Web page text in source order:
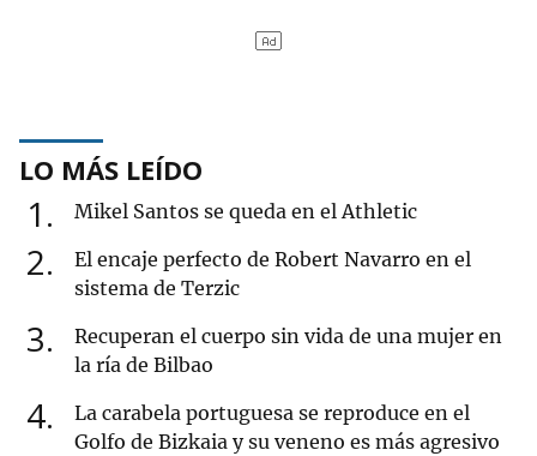
LO MÁS LEÍDO
1 Mikel Santos se queda en el Athletic
2
El encaje perfecto de Robert Navarro en el
sistema de Terzic
3
Recuperan el cuerpo sin vida de una mujer en
la ría de Bilbao
4
La carabela portuguesa se reproduce en el
Golfo de Bizkaia y su veneno es más agresivo